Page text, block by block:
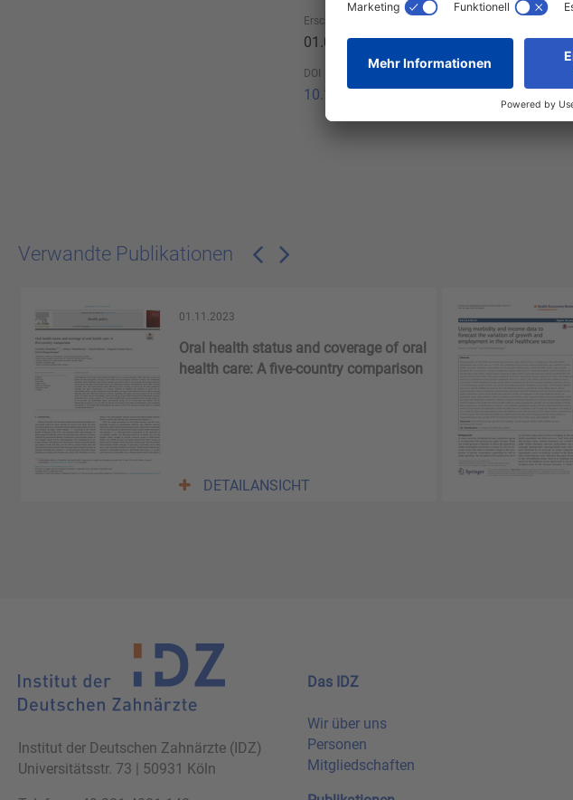
Erscheinungsdatum
01.03.2005
DOI
10.1055/s-2005-857957
Verwandte Publikationen
01.11.2023
Oral health status and coverage of oral
health care: A five-country comparison
DETAILANSICHT
Institut der Deutschen Zahnärzte (IDZ)
Universitätsstr. 73 | 50931 Köln
Das IDZ
Wir über uns
Personen
Mitgliedschaften